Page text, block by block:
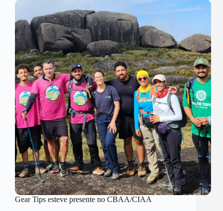
Gear Tips esteve presente no CBAA/CIAA